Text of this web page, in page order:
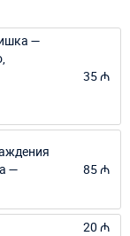
35 ₼
85 ₼
20 ₼